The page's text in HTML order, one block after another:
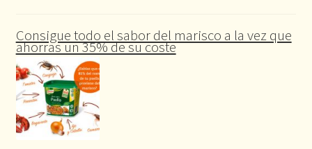
Consigue todo el sabor del marisco a la vez que
ahorras un 35% de su coste